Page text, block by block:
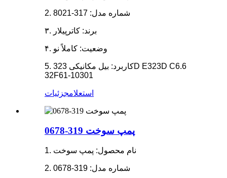
2. شماره مدل: 317-8021
۳. برند: کاترپیلار
۴. وضعیت: کاملاً نو
5. کاربرد: بیل مکانیکی 323D E323D C6.6
32F61-10301
استعلامجزئیات
پمپ سوخت 319-0678
1. نام محصول: پمپ سوخت
2. شماره مدل: 319-0678